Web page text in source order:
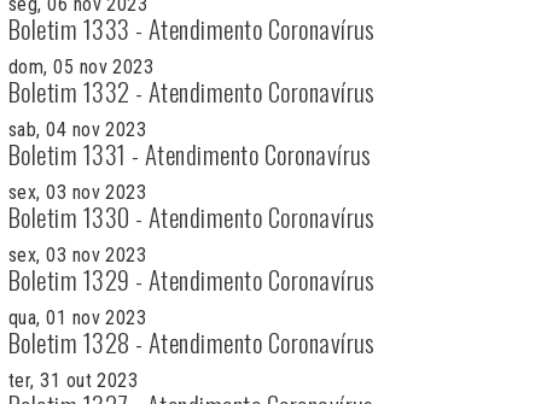
Boletim 1333 - Atendimento Coronavírus
dom, 05 nov 2023
Boletim 1332 - Atendimento Coronavírus
sab, 04 nov 2023
Boletim 1331 - Atendimento Coronavírus
sex, 03 nov 2023
Boletim 1330 - Atendimento Coronavírus
sex, 03 nov 2023
Boletim 1329 - Atendimento Coronavírus
qua, 01 nov 2023
Boletim 1328 - Atendimento Coronavírus
ter, 31 out 2023